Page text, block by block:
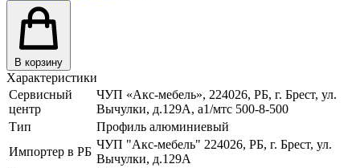
В корзину
Характеристики
Сервисный
центр
ЧУП «Акс-мебель», 224026, РБ, г. Брест, ул.
Вычулки, д.129А, a1/мтс 500-8-500
Тип
Профиль алюминиевый
Импортер в РБ
ЧУП "Акс-мебель" 224026, РБ, г. Брест, ул.
Вычулки, д.129А